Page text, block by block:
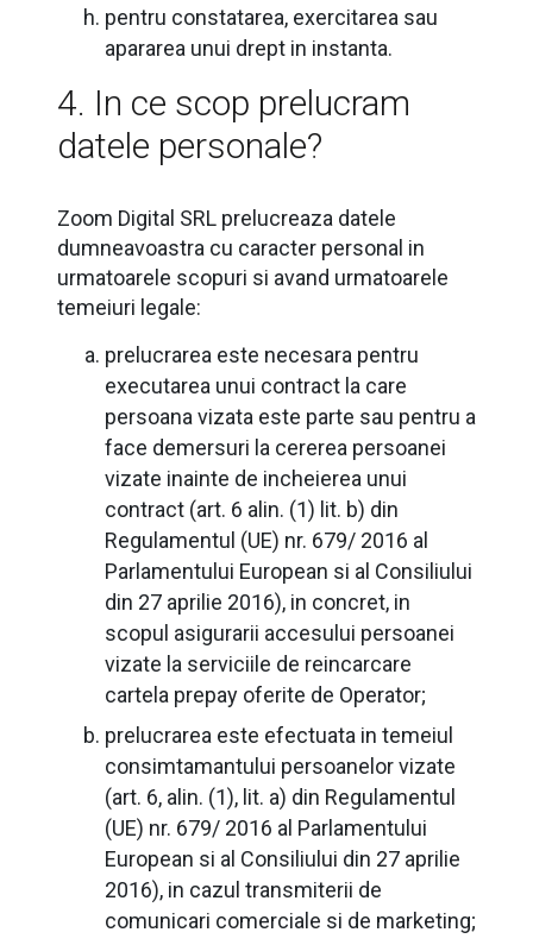
pentru constatarea, exercitarea sau
apararea unui drept in instanta.
4. In ce scop prelucram
datele personale?
Zoom Digital SRL prelucreaza datele
dumneavoastra cu caracter personal in
urmatoarele scopuri si avand urmatoarele
temeiuri legale:
prelucrarea este necesara pentru
executarea unui contract la care
persoana vizata este parte sau pentru a
face demersuri la cererea persoanei
vizate inainte de incheierea unui
contract (art. 6 alin. (1) lit. b) din
Regulamentul (UE) nr. 679/ 2016 al
Parlamentului European si al Consiliului
din 27 aprilie 2016), in concret, in
scopul asigurarii accesului persoanei
vizate la serviciile de reincarcare
cartela prepay oferite de Operator;
prelucrarea este efectuata in temeiul
consimtamantului persoanelor vizate
(art. 6, alin. (1), lit. a) din Regulamentul
(UE) nr. 679/ 2016 al Parlamentului
European si al Consiliului din 27 aprilie
2016), in cazul transmiterii de
comunicari comerciale si de marketing;